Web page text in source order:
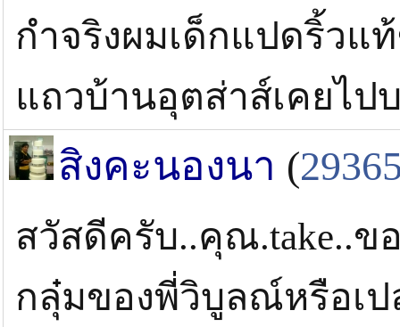
กำจริงผมเด็กแปดริ้วแ
แถวบ้านอุตส่าส์เคยไป
สิงคะนองนา (
สวัสดีครับ..คุณ.take..ข
กลุ๋มของพี่วิบูลณ์หรือเป